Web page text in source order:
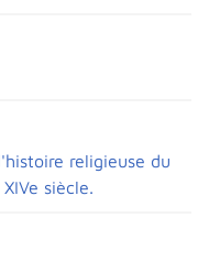
religieuse du
siècle.